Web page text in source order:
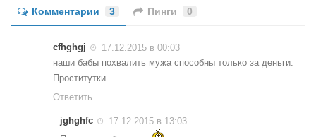
Комментарии 3 Пинги 0
cfhghgj
17.12.2015 в 00:03
наши бабы похвалить мужа способны только за деньги.
Проститутки…
Ответить
jghghfc
17.12.2015 в 13:03